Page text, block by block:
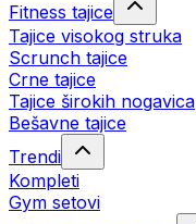
Fitness tajice
Tajice visokog struka
Scrunch tajice
Crne tajice
Tajice širokih nogavica
Bešavne tajice
Trendi
Kompleti
Gym setovi